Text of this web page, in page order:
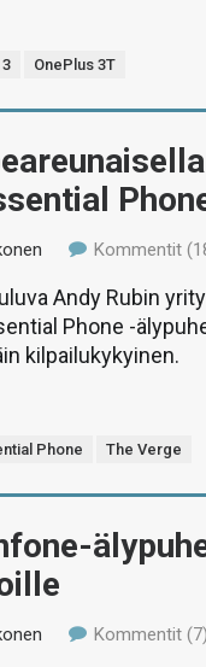
OnePlus 3T
Kommentit
Andy Rubin
Phone -
kilpailukykyinen.
Phone The Verge
Kommentit (7)